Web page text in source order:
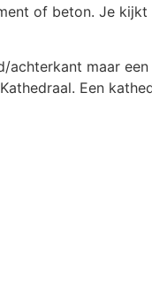
of beton. Je
maar
Een